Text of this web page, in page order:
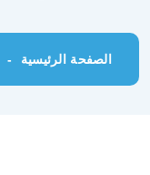
الصفحة الرئيسية